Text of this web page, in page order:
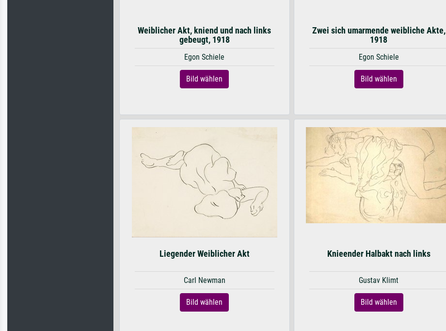
Weiblicher Akt, kniend und nach links
gebeugt, 1918
Egon Schiele
Bild wählen
Zwei sich umarmende weibliche Akte,
1918
Egon Schiele
Bild wählen
Liegender Weiblicher Akt
Carl Newman
Bild wählen
Knieender Halbakt nach links
Gustav Klimt
Bild wählen